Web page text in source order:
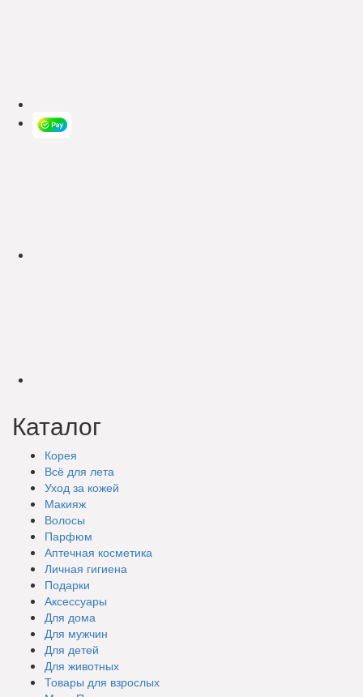
Каталог
Корея
Всё для лета
Уход за кожей
Макияж
Волосы
Парфюм
Аптечная косметика
Личная гигиена
Подарки
Аксессуары
Для дома
Для мужчин
Для детей
Для животных
Товары для взрослых